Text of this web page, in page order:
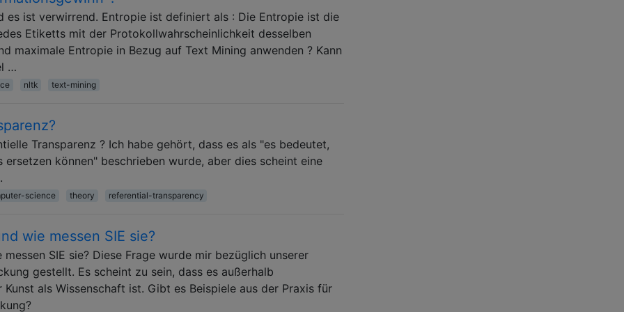
es ist verwirrend. Entropie ist definiert als : Die Entropie ist die
Etiketts mit der Protokollwahrscheinlichkeit desselben
maximale Entropie in Bezug auf Text Mining anwenden ? Kann
…
nltk text-mining
Transparenz ? Ich habe gehört, dass es als "es bedeutet,
ersetzen können" beschrieben wurde, aber dies scheint eine
science theory referential-transparency
wie messen SIE sie?
SIE sie? Diese Frage wurde mir bezüglich unserer
gestellt. Es scheint zu sein, dass es außerhalb
als Wissenschaft ist. Gibt es Beispiele aus der Praxis für